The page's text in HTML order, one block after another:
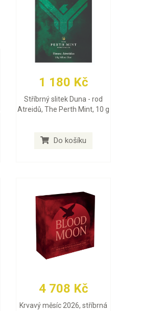
1 180 Kč
Stříbrný slitek Duna - rod
Atreidů, The Perth Mint, 10 g
Do košíku
4 708 Kč
Krvavý měsíc 2026, stříbrná